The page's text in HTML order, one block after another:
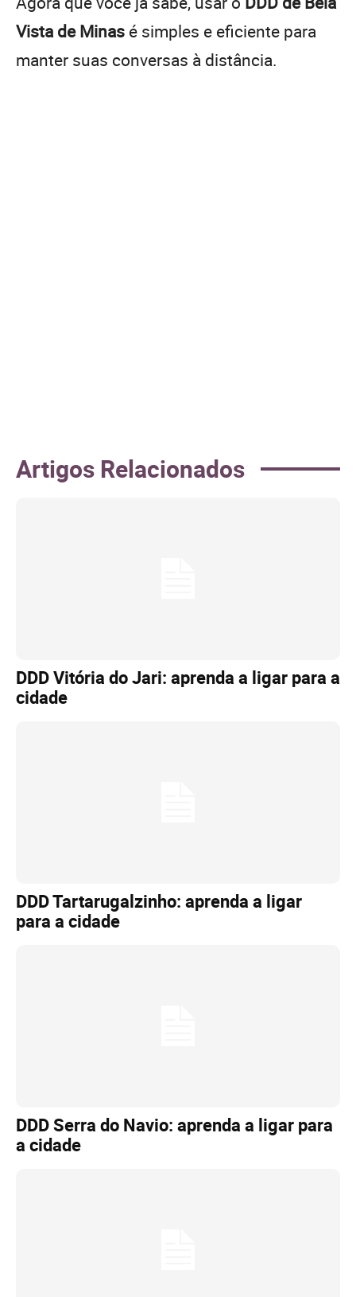
Vista de Minas é simples e eficiente para
manter suas conversas à distância.
Artigos Relacionados
DDD Vitória do Jari: aprenda a ligar para a
cidade
DDD Tartarugalzinho: aprenda a ligar
para a cidade
DDD Serra do Navio: aprenda a ligar para
a cidade